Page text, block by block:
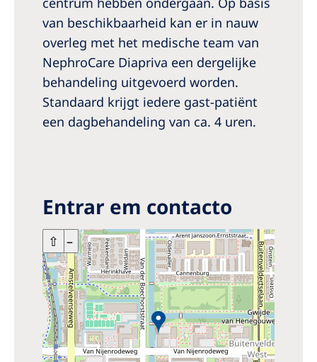
van beschikbaarheid kan er in nauw
overleg met het medische team van
NephroCare Diapriva een dergelijke
behandeling uitgevoerd worden.
Standaard krijgt iedere gast-patiënt
een dagbehandeling van ca. 4 uren.
Entrar em contacto
+ –
⇧